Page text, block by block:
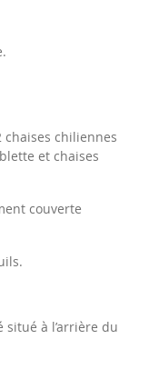
chaises chiliennes
et chaises
couverte
à l’arrière du